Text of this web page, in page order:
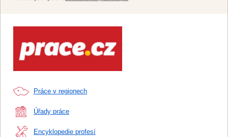
Práce v regionech
Úřady práce
Encyklopedie profesí